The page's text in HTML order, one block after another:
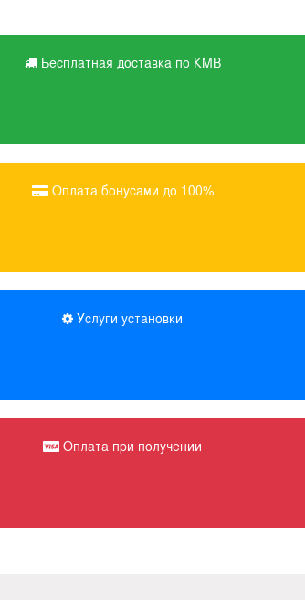
Бесплатная доставка по КМВ
Оплата бонусами до 100%
Услуги установки
Оплата при получении